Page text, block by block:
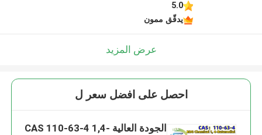
5.0
يدقّق ممون
عرض المزيد
احصل على افضل سعر ل
الجودة العالية CAS 110-63-4 1,4-